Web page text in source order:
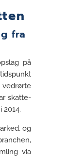
fra
på
skatte-
og
via